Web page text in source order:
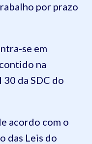
por prazo
se em
na
da SDC do
acordo com o
das Leis do